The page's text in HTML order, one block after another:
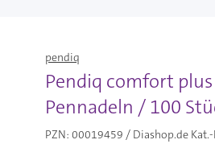
pendiq
Pendiq comfort
Pennadeln / 100
PZN: 00019459 / Diashop.de Kat.-